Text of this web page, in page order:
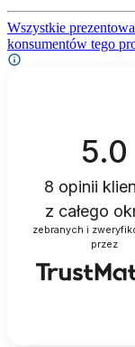
Wszystkie
konsumentów tego
5.0
8 opinii
z całego
zebranych i
przez